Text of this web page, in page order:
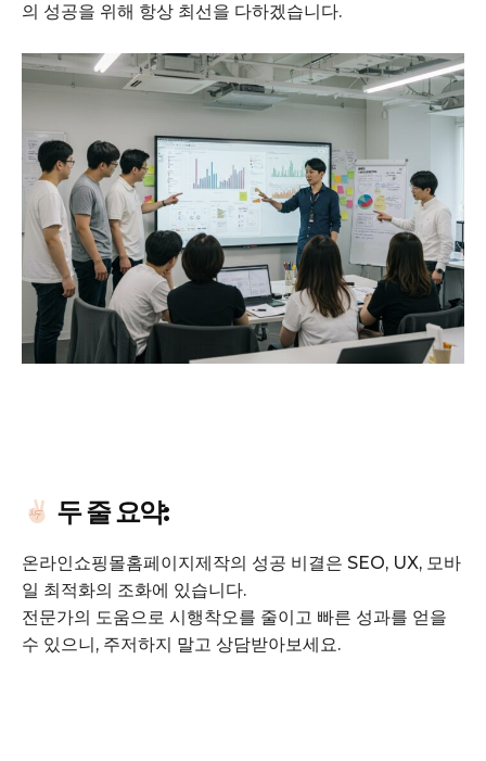
의 성공을 위해 항상 최선을 다하겠습니다.
두 줄 요약:
온라인쇼핑몰홈페이지제작의 성공 비결은 SEO, UX, 모바
일 최적화의 조화에 있습니다.
전문가의 도움으로 시행착오를 줄이고 빠른 성과를 얻을
수 있으니, 주저하지 말고 상담받아보세요.